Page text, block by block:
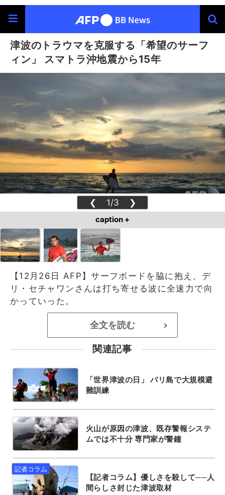
津波のトラウマを克服する「希望のサーフ
ィン」 スマトラ沖地震から15年
❮ 1/3 ❯
caption +
【12月26日 AFP】サーフボードを脇に抱え、デ
リ・セチャワンさんは打ち寄せる波に全速力で向
かっていった。
全文を読む >
関連記事
「世界津波の日」 バリ島で大規模避
難訓練
火山が原因の津波、既存警報システ
ムでは不十分 専門家が警鐘
【記者コラム】優しさを殺して──人
間らしさ封じた津波取材